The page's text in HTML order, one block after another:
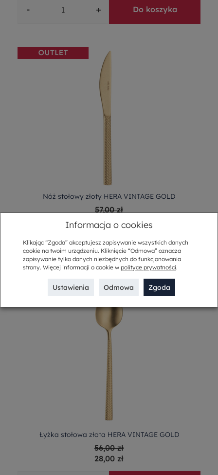
- + Do koszyka
Nóż stołowy złoty HERA VINTAGE GOLD
57,00 zł
28,50 zł
- + Do koszyka
Łyżka stołowa złota HERA VINTAGE GOLD
56,00 zł
28,00 zł
Informacja o cookies
Klikając “Zgoda” akceptujesz zapisywanie wszystkich danych
cookie na twoim urządzeniu. Kliknięcie “Odmowa” oznacza
zapisywanie tylko danych niezbędnych do funkcjonowania
strony. Więcej informacji o cookie w polityce prywatności.
Ustawienia Odmowa Zgoda